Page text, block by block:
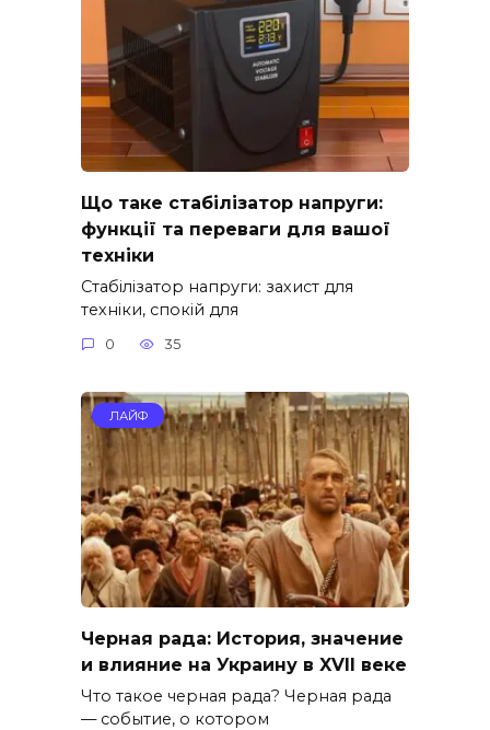
Що таке стабілізатор напруги:
функції та переваги для вашої
техніки
Стабілізатор напруги: захист для
техніки, спокій для
0 35
ЛАЙФ
Черная рада: История, значение
и влияние на Украину в XVII веке
Что такое черная рада? Черная рада
— событие, о котором